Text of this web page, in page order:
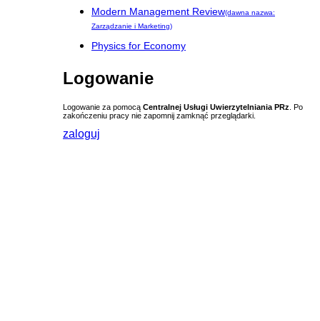
Modern Management Review(dawna nazwa:
Zarządzanie i Marketing)
Physics for Economy
Logowanie
Logowanie za pomocą Centralnej Usługi Uwierzytelniania PRz . Po
zakończeniu pracy nie zapomnij zamknąć przeglądarki.
zaloguj